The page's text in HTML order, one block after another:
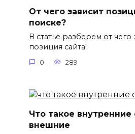
От чего зависит
поиске?
В статье разберем от чего
позиция сайта!
0 289
Что такое внутренние
внешние